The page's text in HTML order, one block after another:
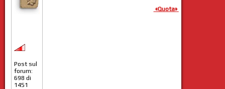
Post sul
forum:
698 di
1451
«Quota»